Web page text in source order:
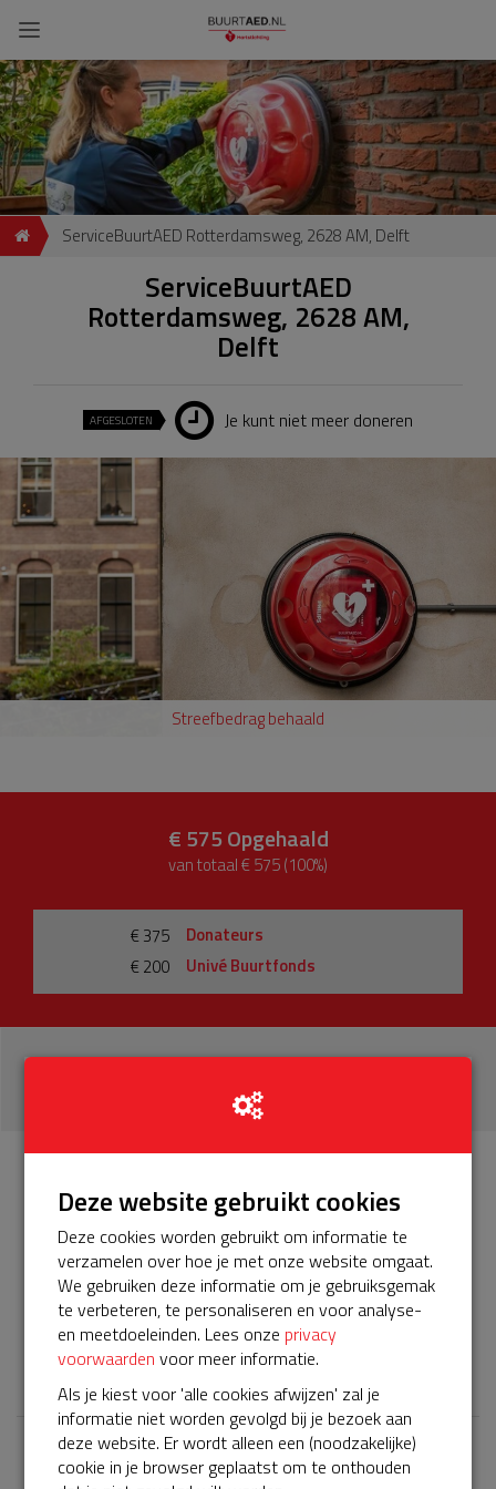
ServiceBuurtAED Rotterdamsweg, 2628 AM, Delft
ServiceBuurtAED
Rotterdamsweg, 2628 AM,
Delft
AFGESLOTEN Je kunt niet meer doneren
Streefbedrag behaald
€ 575Opgehaald
van totaal € 575 (100%)
€ 375
Donateurs
€ 200
Univé Buurtfonds
22
donaties
Info Donateurs 22
Het servicepakket van onze BuurtAED verloopt bijna en
moet worden verlengd, zodat onze AED gebruiksklaar
blijft. Help je mee? Doneer voor ons servicepakket!
𝕏
Laatste donaties
Deze website gebruikt cookies
Deze cookies worden gebruikt om informatie te
verzamelen over hoe je met onze website omgaat.
We gebruiken deze informatie om je gebruiksgemak
te verbeteren, te personaliseren en voor analyse-
en meetdoeleinden. Lees onze privacy
voorwaarden voor meer informatie.
Als je kiest voor 'alle cookies afwijzen' zal je
informatie niet worden gevolgd bij je bezoek aan
deze website. Er wordt alleen een (noodzakelijke)
cookie in je browser geplaatst om te onthouden